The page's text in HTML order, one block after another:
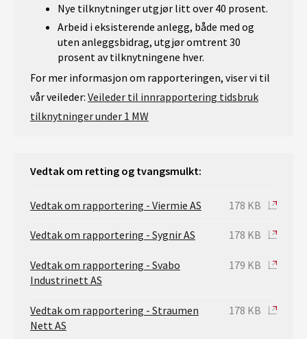
Nye tilknytninger utgjør litt over 40 prosent.
Arbeid i eksisterende anlegg, både med og
uten anleggsbidrag, utgjør omtrent 30
prosent av tilknytningene hver.
For mer informasjon om rapporteringen, viser vi til
vår veileder: Veileder til innrapportering tidsbruk
tilknytninger under 1 MW
Vedtak om retting og tvangsmulkt:
Vedtak om rapportering - Viermie AS 178 KB
Vedtak om rapportering - Sygnir AS 178 KB
Vedtak om rapportering - Svabo
Industrinett AS
179 KB
Vedtak om rapportering - Straumen
Nett AS
178 KB